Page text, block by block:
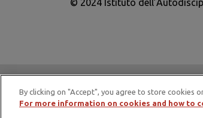
© 2024 Istituto
IAP è membro di
By clicking on "Accept", you agree to store cookies
For more information on cookies and how to